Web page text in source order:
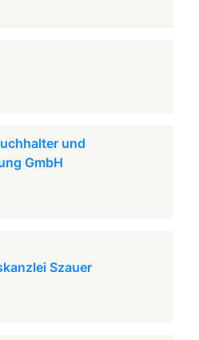
und
GmbH
Szauer